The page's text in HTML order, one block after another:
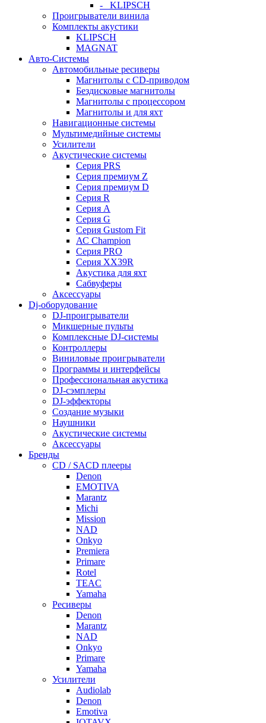
- KLIPSCH
Проигрыватели винила
Комплекты акустики
KLIPSCH
MAGNAT
Авто-Системы
Автомобильные ресиверы
Магнитолы с CD-приводом
Бездисковые магнитолы
Магнитолы с процессором
Магнитолы и для яхт
Навигационные системы
Мультимедийные системы
Усилители
Акустические системы
Cерия PRS
Cерия премиум Z
Cерия премиум D
Cерия R
Cерия A
Cерия G
Cерия Gustom Fit
АС Champion
Cерия PRO
Cерия XX39R
Акустика для яхт
Сабвуферы
Аксессуары
Dj-оборудование
DJ-проигрыватели
Микшерные пульты
Комплексные DJ-системы
Контроллеры
Виниловые проигрыватели
Программы и интерфейсы
Профессиональная акустика
DJ-сэмплеры
DJ-эффекторы
Создание музыки
Наушники
Акустические системы
Аксессуары
Бренды
CD / SACD плееры
Denon
EMOTIVA
Marantz
Michi
Mission
NAD
Onkyo
Premiera
Primare
Rotel
TEAC
Yamaha
Ресиверы
Denon
Marantz
NAD
Onkyo
Primare
Yamaha
Усилители
Audiolab
Denon
Emotiva